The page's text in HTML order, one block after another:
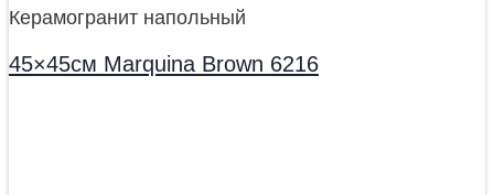
Керамогранит напольный
45×45см Marquina Brown 6216